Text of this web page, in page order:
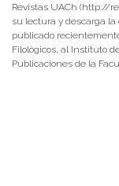
Revistas UACh (http://
su lectura y descarga la
publicado
Filológicos, al Instituto
Publicaciones de la